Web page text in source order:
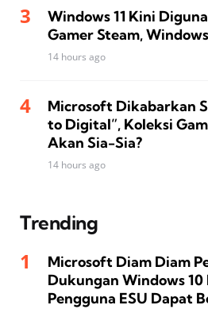
Windows 11 Kini
Gamer Steam,
14 hours ago
Microsoft Dikabarkan
to Digital”, Koleksi
Akan Sia-Sia?
14 hours ago
Trending
Microsoft Diam Diam
Dukungan Windows 10
Pengguna ESU Dapat